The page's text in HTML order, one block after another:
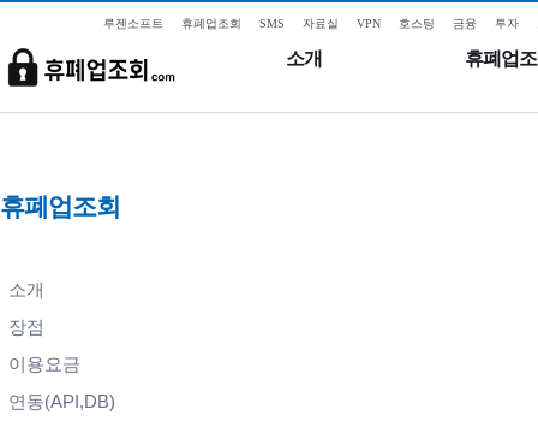
루젠소프트 휴폐업조회 SMS 자료실 VPN 호스팅 금융 투자
소개 휴폐업
휴폐업조회
소개
장점
이용요금
연동(API,DB)